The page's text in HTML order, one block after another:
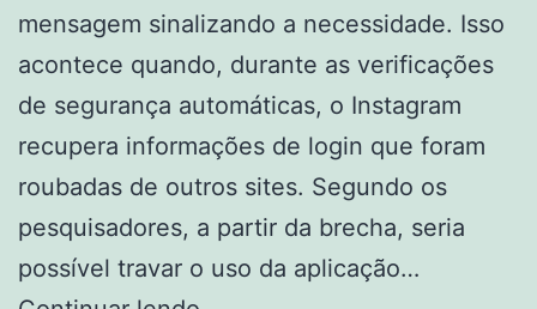
mensagem sinalizando a necessidade. Isso
acontece quando, durante as verificações
de segurança automáticas, o Instagram
recupera informações de login que foram
roubadas de outros sites. Segundo os
pesquisadores, a partir da brecha, seria
possível travar o uso da aplicação…